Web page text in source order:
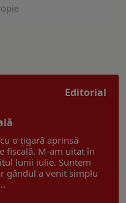
Editorial
o țigară aprinsă
fiscală. M-am uitat în
lunii iulie. Suntem
gândul a venit simplu